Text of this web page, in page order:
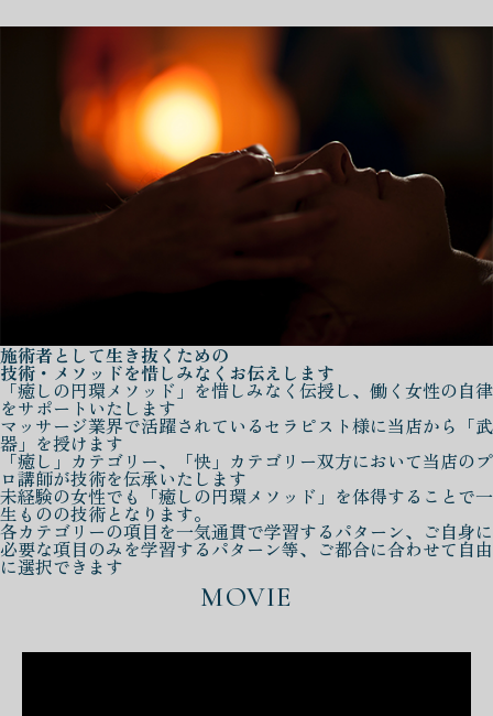
施術者として生き抜くための
技術・メソッドを惜しみなくお伝えします
「癒しの円環メソッド」を惜しみなく伝授し、働く女性の自律
をサポートいたします
マッサージ業界で活躍されているセラピスト様に当店から「武
器」を授けます
「癒し」カテゴリー、「快」カテゴリー双方において当店のプ
ロ講師が技術を伝承いたします
未経験の女性でも「癒しの円環メソッド」を体得することで一
生ものの技術となります。
各カテゴリーの項目を一気通貫で学習するパターン、ご自身に
必要な項目のみを学習するパターン等、ご都合に合わせて自由
に選択できます
MOVIE